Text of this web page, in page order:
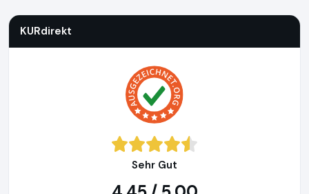
KURdirekt
Sehr Gut